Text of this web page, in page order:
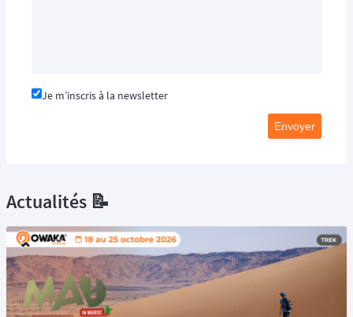
Je m’inscris à la newsletter
Envoyer
Actualités 📝